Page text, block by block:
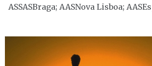
ASSASBraga; AASNova Lisboa;